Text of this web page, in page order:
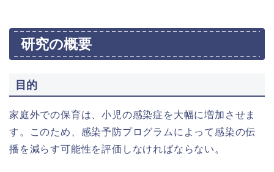
研究の概要
目的
家庭外での保育は、小児の感染症を大幅に増加させま
す。このため、感染予防プログラムによって感染の伝
播を減らす可能性を評価しなければならない。